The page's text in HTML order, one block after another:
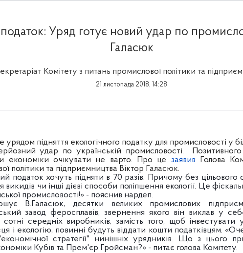
Уряд готує новий удар по
Галасюк
Комітету з питань промислової політики та
21 листопада 2018, 14:28
урядом підняття екологічного податку для промисловості у
удар по українській промисловості.
економіки очікувати не варто. Про це заявив Голова
політики та підприємництва Віктор Галасюк.
податок хочуть підняти в 70 разів. Причому без
чи інші дієві способи поліпшення екології. Це
промисловості!» - пояснив нардеп.
В.Галасюк, десятки великих промислових
завод феросплавів, звернення якого він виклав у
сотні середніх виробників, замість того, щоб інвестувати
і екологію, повинні будуть віддати кошти податківцям.
стратегії" нинішніх урядників. Що з цього
Кубів та Прем'єр Гройсман?» - питає голова Комітету.